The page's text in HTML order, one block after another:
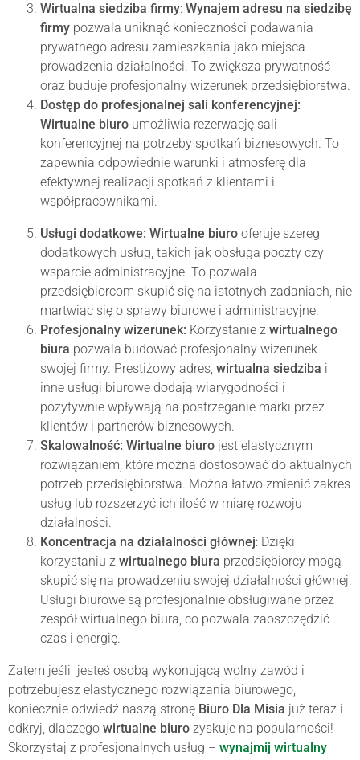
Wirtualna siedziba firmy: Wynajem adresu na siedzibę
firmy pozwala uniknąć konieczności podawania
prywatnego adresu zamieszkania jako miejsca
prowadzenia działalności. To zwiększa prywatność
oraz buduje profesjonalny wizerunek przedsiębiorstwa.
Dostęp do profesjonalnej sali konferencyjnej:
Wirtualne biuro umożliwia rezerwację sali
konferencyjnej na potrzeby spotkań biznesowych. To
zapewnia odpowiednie warunki i atmosferę dla
efektywnej realizacji spotkań z klientami i
współpracownikami.
Usługi dodatkowe: Wirtualne biuro oferuje szereg
dodatkowych usług, takich jak obsługa poczty czy
wsparcie administracyjne. To pozwala
przedsiębiorcom skupić się na istotnych zadaniach, nie
martwiąc się o sprawy biurowe i administracyjne.
Profesjonalny wizerunek: Korzystanie z wirtualnego
biura pozwala budować profesjonalny wizerunek
swojej firmy. Prestiżowy adres, wirtualna siedziba i
inne usługi biurowe dodają wiarygodności i
pozytywnie wpływają na postrzeganie marki przez
klientów i partnerów biznesowych.
Skalowalność: Wirtualne biuro jest elastycznym
rozwiązaniem, które można dostosować do aktualnych
potrzeb przedsiębiorstwa. Można łatwo zmienić zakres
usług lub rozszerzyć ich ilość w miarę rozwoju
działalności.
Koncentracja na działalności głównej: Dzięki
korzystaniu z wirtualnego biura przedsiębiorcy mogą
skupić się na prowadzeniu swojej działalności głównej.
Usługi biurowe są profesjonalnie obsługiwane przez
zespół wirtualnego biura, co pozwala zaoszczędzić
czas i energię.
Zatem jeśli jesteś osobą wykonującą wolny zawód i
potrzebujesz elastycznego rozwiązania biurowego,
koniecznie odwiedź naszą stronę Biuro Dla Misia już teraz i
odkryj, dlaczego wirtualne biuro zyskuje na popularności!
Skorzystaj z profesjonalnych usług – wynajmij wirtualny